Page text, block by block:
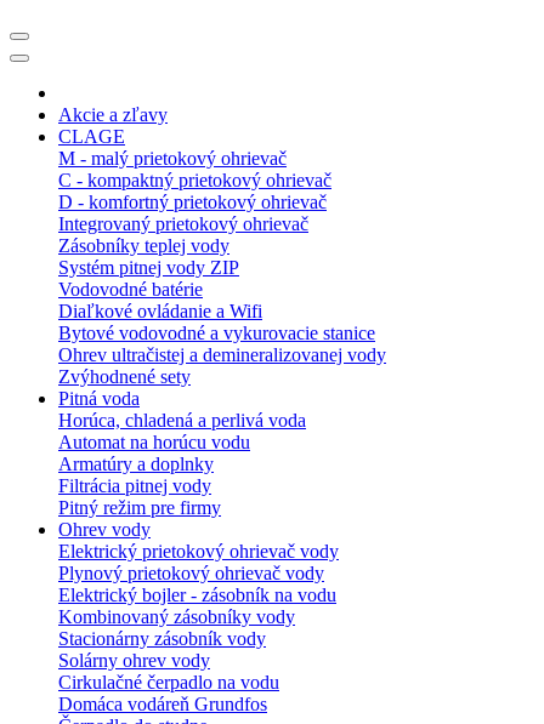
Akcie a zľavy
CLAGE
M - malý prietokový ohrievač
C - kompaktný prietokový ohrievač
D - komfortný prietokový ohrievač
Integrovaný prietokový ohrievač
Zásobníky teplej vody
Systém pitnej vody ZIP
Vodovodné batérie
Diaľkové ovládanie a Wifi
Bytové vodovodné a vykurovacie stanice
Ohrev ultračistej a demineralizovanej vody
Zvýhodnené sety
Pitná voda
Horúca, chladená a perlivá voda
Automat na horúcu vodu
Armatúry a doplnky
Filtrácia pitnej vody
Pitný režim pre firmy
Ohrev vody
Elektrický prietokový ohrievač vody
Plynový prietokový ohrievač vody
Elektrický bojler - zásobník na vodu
Kombinovaný zásobníky vody
Stacionárny zásobník vody
Solárny ohrev vody
Cirkulačné čerpadlo na vodu
Domáca vodáreň Grundfos